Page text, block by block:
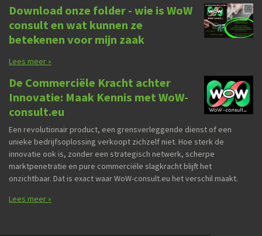
Download onze folder - wie is WoW
consult en wat kunnen ze
betekenen voor mijn zaak
Lees meer »
De Commerciële Kracht achter
Innovatie: Maak Kennis met WoW-
consult.eu
Een revolutionair product, een grensverleggende dienst of een
unieke bedrijfsoplossing verkoopt zichzelf niet. Hoe sterk de
innovatie ook is, zonder een strategisch netwerk, scherpe
marktpenetratie en pure commerciële slagkracht blijft het
onzichtbaar. Dat is exact waar WoW-consult.eu het verschil maakt.
Lees meer »